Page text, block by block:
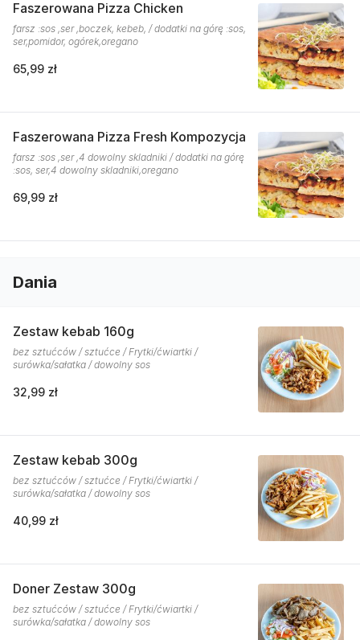
Faszerowana Pizza Chicken
farsz :sos ,ser ,boczek, kebeb, / dodatki na górę :sos,
ser,pomidor, ogórek,oregano
65,99 zł
Faszerowana Pizza Fresh Kompozycja
farsz :sos ,ser ,4 dowolny skladniki / dodatki na górę
:sos, ser,4 dowolny skladniki,oregano
69,99 zł
Dania
Zestaw kebab 160g
bez sztućców / sztućce / Frytki/ćwiartki /
surówka/sałatka / dowolny sos
32,99 zł
Zestaw kebab 300g
bez sztućców / sztućce / Frytki/ćwiartki /
surówka/sałatka / dowolny sos
40,99 zł
Doner Zestaw 300g
bez sztućców / sztućce / Frytki/ćwiartki /
surówka/sałatka / dowolny sos